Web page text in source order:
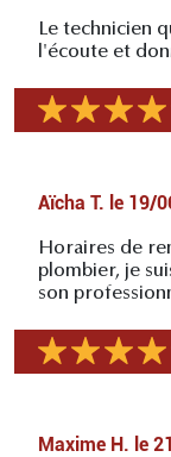
Le technicien
l'écoute et
Aïcha T. le 19/
Horaires de
plombier, je
son
Maxime H. le